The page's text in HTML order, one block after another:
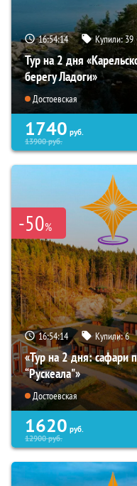
16:54:12 Купили:39
Тур на 2 дня
берегу Ладоги»
Достоевская
1740 руб.
13900руб.
-50%
16:54:12 Купили:6
«Тур на 2 дня: сафари
“Рускеала"»
Достоевская
1620 руб.
12900руб.